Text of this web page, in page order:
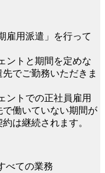
雇用派遣」を行って
ントと期間を定めな
でご勤務いただきま
ントでの正社員雇用
働いていない期間が
は継続されます。
べての業務